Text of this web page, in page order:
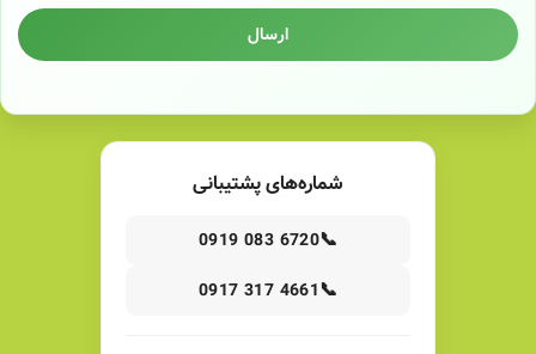
ارسال
شماره‌های پشتیبانی
📞
0919 083 6720
📞
0917 317 4661